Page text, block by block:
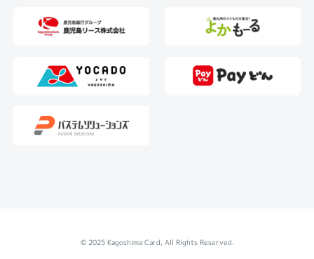
© 2025 Kagoshima Card, All Rights Reserved.